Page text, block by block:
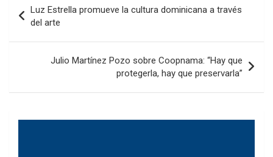
de
entradas
Luz Estrella promueve la cultura dominicana a través
del arte
Julio Martínez Pozo sobre Coopnama: “Hay que
protegerla, hay que preservarla”